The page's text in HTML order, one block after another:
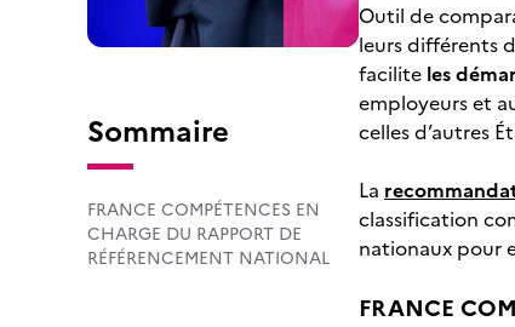
Sommaire
FRANCE COMPÉTENCES EN
CHARGE DU RAPPORT DE
RÉFÉRENCEMENT NATIONAL
Outil de
leurs différents
facilite les
employeurs et
celles d’autres
La
classification
nationaux pour
FRANCE